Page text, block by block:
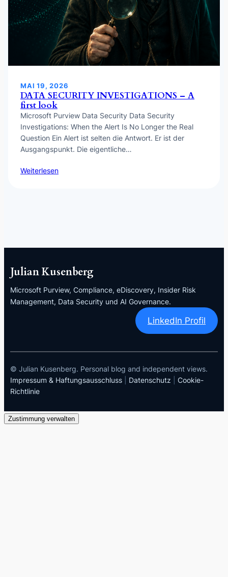
MAI 19, 2026
DATA SECURITY INVESTIGATIONS – A
first look
Microsoft Purview Data Security Data Security
Investigations: When the Alert Is No Longer the Real
Question Ein Alert ist selten die Antwort. Er ist der
Ausgangspunkt. Die eigentliche…
Weiterlesen
Julian Kusenberg
Microsoft Purview, Compliance, eDiscovery, Insider Risk
Management, Data Security und AI Governance.
LinkedIn Profil
© Julian Kusenberg. Personal blog and independent views.
Impressum & Haftungsausschluss
Datenschutz
Cookie-
Richtlinie
Zustimmung verwalten